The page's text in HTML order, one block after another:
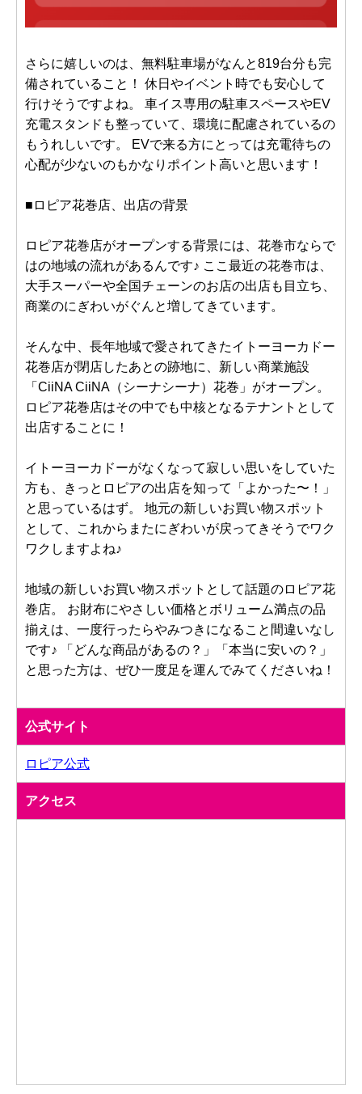
さらに嬉しいのは、無料駐車場がなんと819台分も完
備されていること！ 休日やイベント時でも安心して
行けそうですよね。 車イス専用の駐車スペースやEV
充電スタンドも整っていて、環境に配慮されているの
もうれしいです。 EVで来る方にとっては充電待ちの
心配が少ないのもかなりポイント高いと思います！
■ロピア花巻店、出店の背景
ロピア花巻店がオープンする背景には、花巻市ならで
はの地域の流れがあるんです♪ ここ最近の花巻市は、
大手スーパーや全国チェーンのお店の出店も目立ち、
商業のにぎわいがぐんと増してきています。
そんな中、長年地域で愛されてきたイトーヨーカドー
花巻店が閉店したあとの跡地に、新しい商業施設
「CiiNA CiiNA（シーナシーナ）花巻」がオープン。
ロピア花巻店はその中でも中核となるテナントとして
出店することに！
イトーヨーカドーがなくなって寂しい思いをしていた
方も、きっとロピアの出店を知って「よかった〜！」
と思っているはず。 地元の新しいお買い物スポット
として、これからまたにぎわいが戻ってきそうでワク
ワクしますよね♪
地域の新しいお買い物スポットとして話題のロピア花
巻店。 お財布にやさしい価格とボリューム満点の品
揃えは、一度行ったらやみつきになること間違いなし
です♪ 「どんな商品があるの？」「本当に安いの？」
と思った方は、ぜひ一度足を運んでみてくださいね！
公式サイト
ロピア公式
アクセス